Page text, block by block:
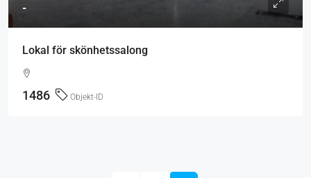
-
Lokal för skönhetssalong
1486 Objekt-ID